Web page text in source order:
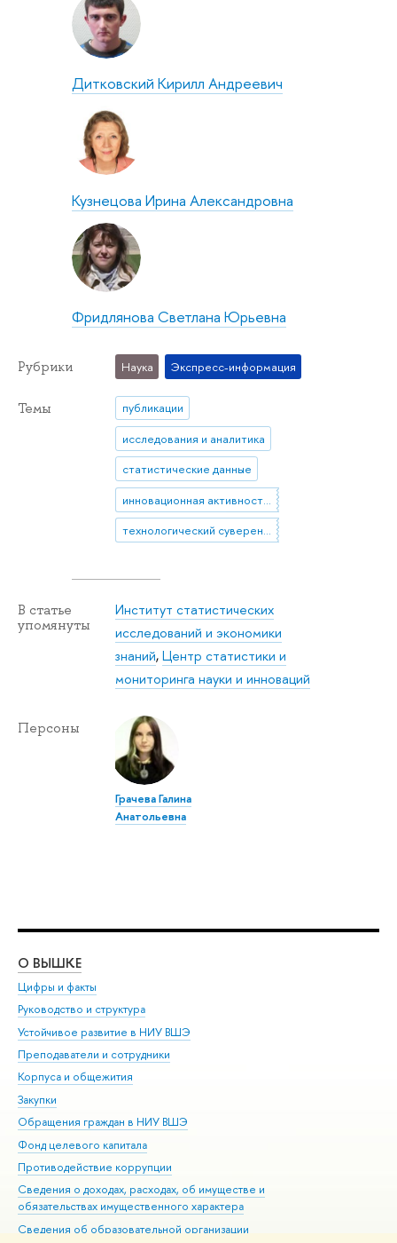
Дитковский Кирилл Андреевич
Кузнецова Ирина Александровна
Фридлянова Светлана Юрьевна
Рубрики Наука Экспресс-информация
Темы
публикации
исследования и аналитика
статистические данные
инновационная активность в промышленности
технологический суверенитет
В статье
упомянуты
Институт статистических
исследований и экономики
знаний,Центр статистики и
мониторинга науки и инноваций
Персоны
Грачева Галина
Анатольевна
О ВЫШКЕ
Цифры и факты
Руководство и структура
Устойчивое развитие в НИУ ВШЭ
Преподаватели и сотрудники
Корпуса и общежития
Закупки
Обращения граждан в НИУ ВШЭ
Фонд целевого капитала
Противодействие коррупции
Сведения о доходах, расходах, об имуществе и
обязательствах имущественного характера
Сведения об образовательной организации